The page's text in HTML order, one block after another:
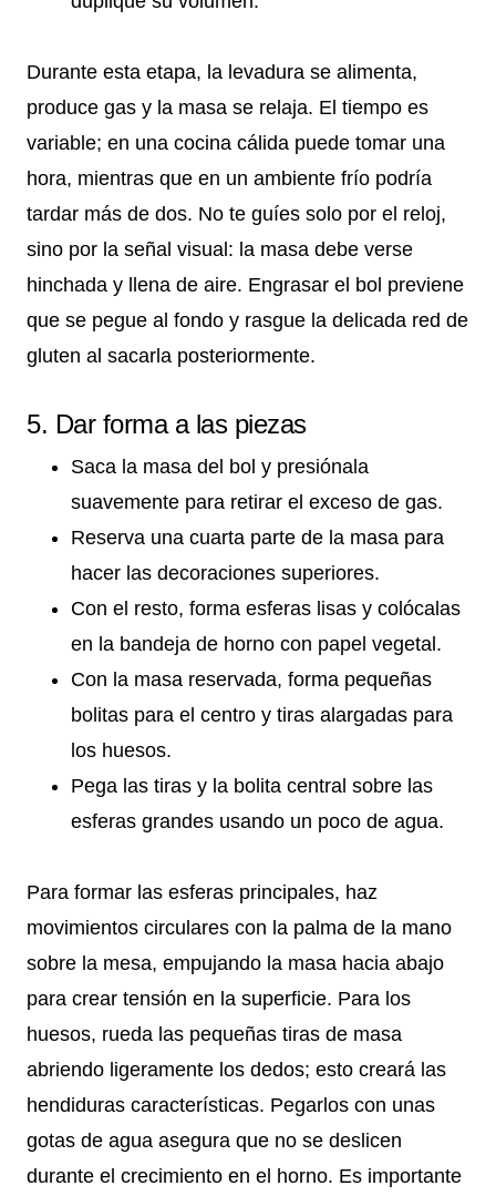
Durante esta etapa, la levadura se alimenta,
produce gas y la masa se relaja. El tiempo es
variable; en una cocina cálida puede tomar una
hora, mientras que en un ambiente frío podría
tardar más de dos. No te guíes solo por el reloj,
sino por la señal visual: la masa debe verse
hinchada y llena de aire. Engrasar el bol previene
que se pegue al fondo y rasgue la delicada red de
gluten al sacarla posteriormente.
5. Dar forma a las piezas
Saca la masa del bol y presiónala
suavemente para retirar el exceso de gas.
Reserva una cuarta parte de la masa para
hacer las decoraciones superiores.
Con el resto, forma esferas lisas y colócalas
en la bandeja de horno con papel vegetal.
Con la masa reservada, forma pequeñas
bolitas para el centro y tiras alargadas para
los huesos.
Pega las tiras y la bolita central sobre las
esferas grandes usando un poco de agua.
Para formar las esferas principales, haz
movimientos circulares con la palma de la mano
sobre la mesa, empujando la masa hacia abajo
para crear tensión en la superficie. Para los
huesos, rueda las pequeñas tiras de masa
abriendo ligeramente los dedos; esto creará las
hendiduras características. Pegarlos con unas
gotas de agua asegura que no se deslicen
durante el crecimiento en el horno. Es importante